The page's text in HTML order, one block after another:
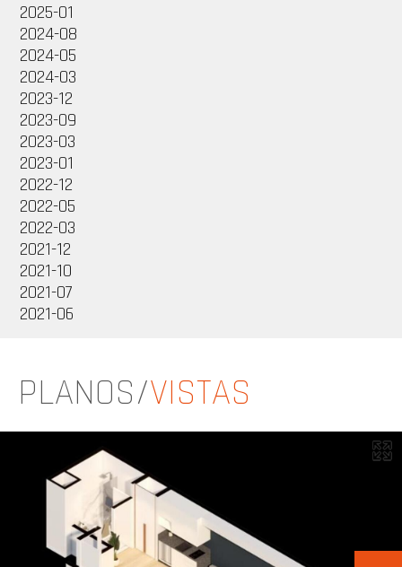
2025-01
2024-08
2024-05
2024-03
2023-12
2023-09
2023-03
2023-01
2022-12
2022-05
2022-03
2021-12
2021-10
2021-07
2021-06
PLANOS/VISTAS